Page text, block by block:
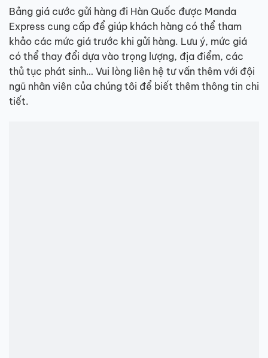
Bảng giá cước gửi hàng đi Hàn Quốc được Manda
Express cung cấp để giúp khách hàng có thể tham
khảo các mức giá trước khi gửi hàng. Lưu ý, mức giá
có thể thay đổi dựa vào trọng lượng, địa điểm, các
thủ tục phát sinh… Vui lòng liên hệ tư vấn thêm với đội
ngũ nhân viên của chúng tôi để biết thêm thông tin chi
tiết.